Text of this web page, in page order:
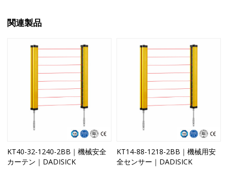
関連製品
KT40-32-1240-2BB｜機械安全
カーテン｜DADISICK
KT14-88-1218-2BB｜機械用安
全センサー｜DADISICK